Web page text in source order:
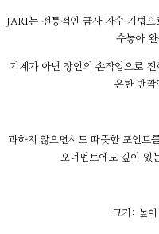
JARI는 전통적인 금사 자수 기법
수놓아 완
기계가 아닌 장인의 손작업으로
은한 반짝
과하지 않으면서도 따뜻한 포인트
오너먼트에도 깊이 있
크기: 높